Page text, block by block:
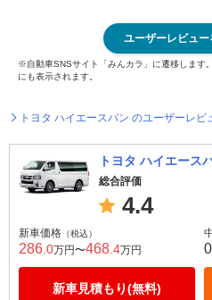
ユーザーレビュー
※自動車SNSサイト「みんカラ」に遷移します
にも表示されます。
トヨタ ハイエースバン のユーザーレ
トヨタ ハイエース
総合評価
4.4
新車価格 （税込）
286 .0万円〜468 .4万円
新車見積もり(無料)
0